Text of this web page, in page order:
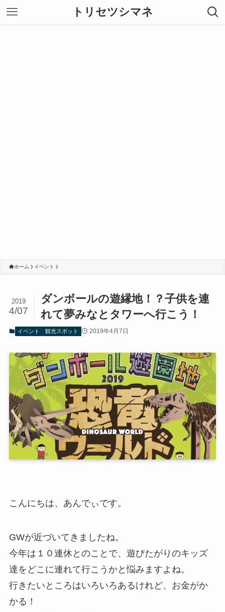
トリセツシマネ
ホーム イベント
ダンボールの遊縁地！？子供を連
れて夢みなとタワーへ行こう！
2019
4/07
イベント 観光スポット 2019年4月7日
こんにちは、あんでぃです。
GWが近づいてきましたね。
今年は１０連休とのことで、遊びたがりのキッズ
達をどこに連れて行こうかと悩みますよね。
行きたいところはいろいろあるけれど、お金がか
かる！